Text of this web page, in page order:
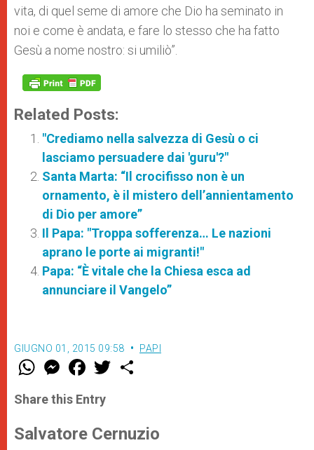
vita, di quel seme di amore che Dio ha seminato in
noi e come è andata, e fare lo stesso che ha fatto
Gesù a nome nostro: si umiliò”.
Related Posts:
"Crediamo nella salvezza di Gesù o ci
lasciamo persuadere dai 'guru'?"
Santa Marta: “Il crocifisso non è un
ornamento, è il mistero dell’annientamento
di Dio per amore”
Il Papa: "Troppa sofferenza… Le nazioni
aprano le porte ai migranti!"
Papa: “È vitale che la Chiesa esca ad
annunciare il Vangelo”
GIUGNO 01, 2015 09:58 PAPI
W
t
s
p
p
M
e
s
e
g
e
F
a
e
b
o
k
w
r
Share this Entry
Salvatore Cernuzio